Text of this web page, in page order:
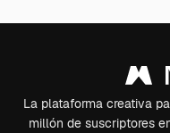
La plataforma creativa
millón de suscriptores